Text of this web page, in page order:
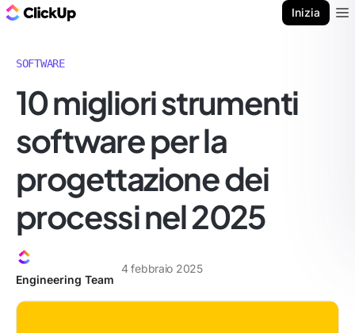
Inizia
SOFTWARE
10 migliori strumenti
software per la
progettazione dei
processi nel 2025
Engineering Team
4 febbraio 2025